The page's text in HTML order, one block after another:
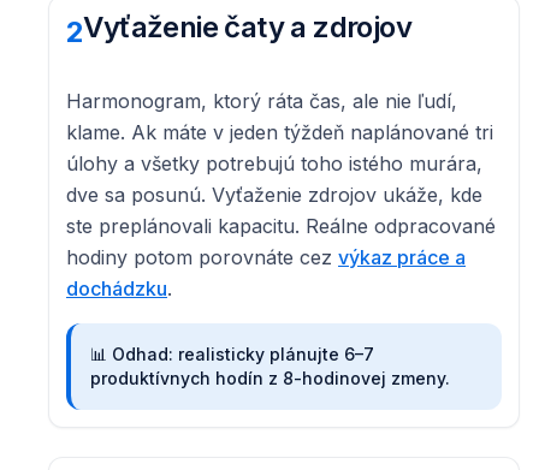
2Vyťaženie čaty a zdrojov
Harmonogram, ktorý ráta čas, ale nie ľudí,
klame. Ak máte v jeden týždeň naplánované tri
úlohy a všetky potrebujú toho istého murára,
dve sa posunú. Vyťaženie zdrojov ukáže, kde
ste preplánovali kapacitu. Reálne odpracované
hodiny potom porovnáte cez výkaz práce a
dochádzku.
📊 Odhad: realisticky plánujte 6–7
produktívnych hodín z 8-hodinovej zmeny.